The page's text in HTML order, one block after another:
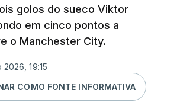
golos do sueco Viktor
em cinco pontos a
o Manchester City.
19:15
COMO FONTE INFORMATIVA